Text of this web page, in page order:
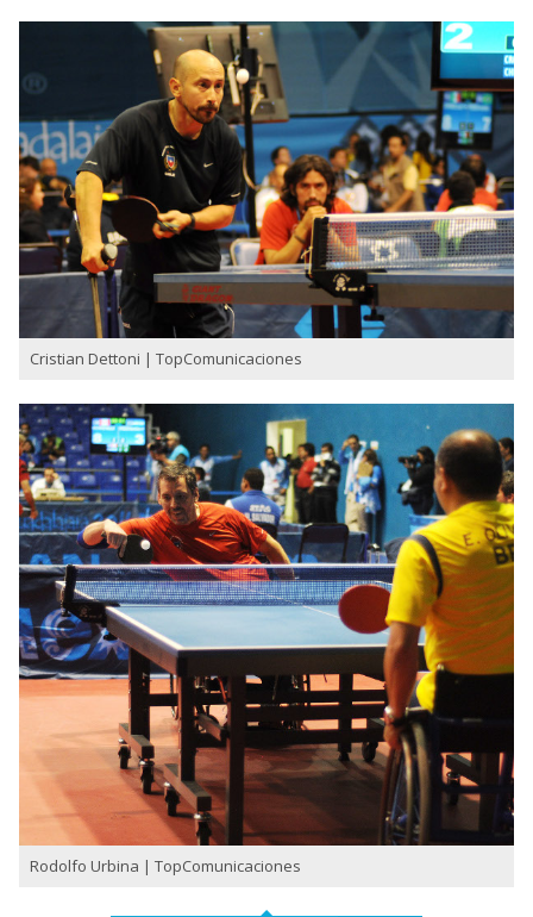
Cristian Dettoni | TopComunicaciones
Rodolfo Urbina | TopComunicaciones